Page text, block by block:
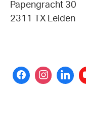
Papengracht 30
2311 TX Leiden